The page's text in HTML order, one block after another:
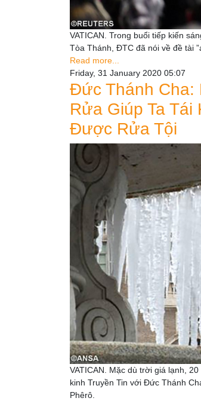
VATICAN. Trong buổi tiếp kiến
Tòa Thánh, ĐTC đã nói về đề tài
Read more...
Friday, 31 January 2020 05:07
Đức Thánh Cha:
Rửa Giúp Ta Tái
Được Rửa Tội
VATICAN. Mặc dù trời giá lạnh,
kinh Truyền Tin với Đức Thánh
Phêrô.